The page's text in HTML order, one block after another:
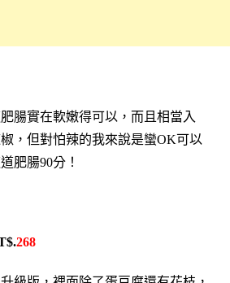
腸實在軟嫩得可以，而且相當入
，但對怕辣的我來說是蠻OK可以
肥腸90分！
268